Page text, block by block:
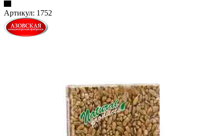
Артикул: 1752